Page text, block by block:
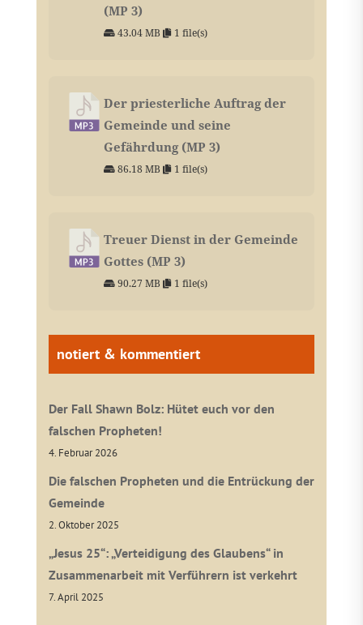
(MP 3)
43.04 MB 1 file(s)
Der priesterliche Auftrag der
Gemeinde und seine
Gefährdung (MP 3)
86.18 MB 1 file(s)
Treuer Dienst in der Gemeinde
Gottes (MP 3)
90.27 MB 1 file(s)
notiert & kommentiert
Der Fall Shawn Bolz: Hütet euch vor den
falschen Propheten!
4. Februar 2026
Die falschen Propheten und die Entrückung der
Gemeinde
2. Oktober 2025
„Jesus 25“: „Verteidigung des Glaubens“ in
Zusammenarbeit mit Verführern ist verkehrt
7. April 2025